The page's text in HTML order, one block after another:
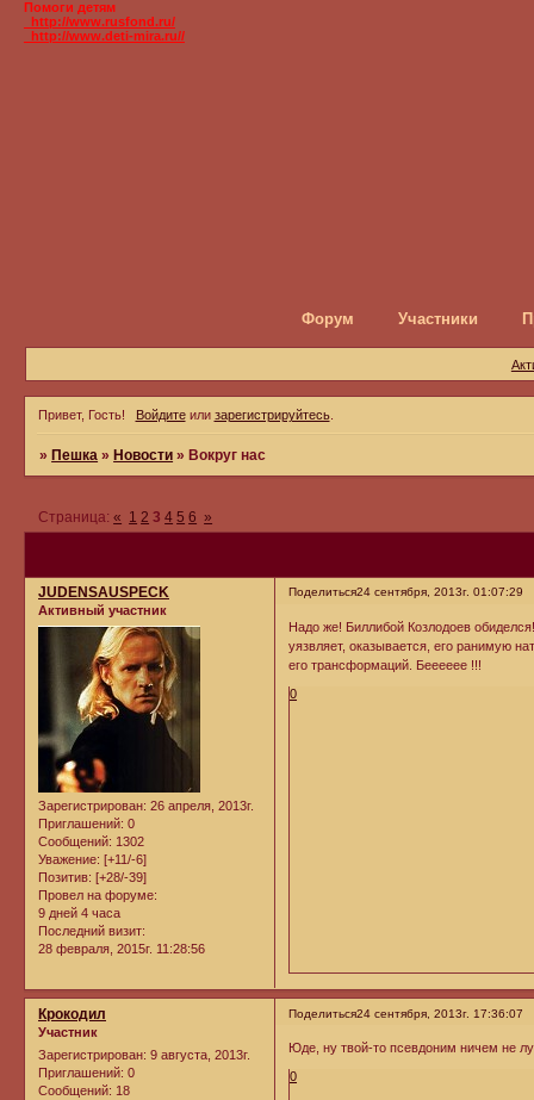
Помоги детям
_http://www.rusfond.ru/
_http://www.deti-mira.ru//
Форум Участники
Привет, Гость! Войдитеили зарегистрируйтесь.
» Пешка » Новости » Вокруг нас
Страница:« 1 2 3 4 5 6 »
Поделиться24 сентября, 2013г. 01:07:29
JUDENSAUSPECK
Активный участник
Зарегистрирован: 26 апреля, 2013г.
Приглашений: 0
Сообщений: 1302
Уважение: [+11/-6]
Позитив: [+28/-39]
Провел на форуме:
9 дней 4 часа
Последний визит:
28 февраля, 2015г. 11:28:56
Надо же! Биллибой Козлодоев
уязвляет, оказывается, его ранимую
его трансформаций. Бееееее !!!
0
Поделиться24 сентября, 2013г. 17:36:07
Крокодил
Участник
Зарегистрирован: 9 августа, 2013г.
Приглашений: 0
Сообщений: 18
Юде, ну твой-то псевдоним ничем не
0